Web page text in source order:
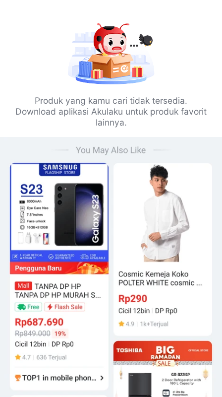
Produk yang kamu cari tidak tersedia.
Download aplikasi Akulaku untuk produk favorit
lainnya.